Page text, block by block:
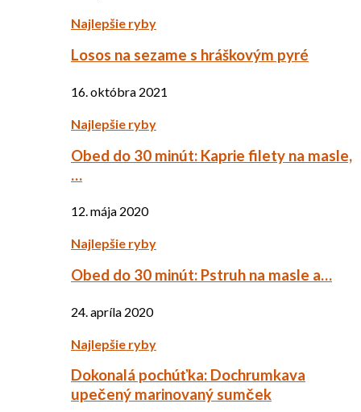
Najlepšie ryby
Losos na sezame s hráškovým pyré
16. októbra 2021
Najlepšie ryby
Obed do 30 minút: Kaprie filety na masle,
…
12. mája 2020
Najlepšie ryby
Obed do 30 minút: Pstruh na masle a…
24. apríla 2020
Najlepšie ryby
Dokonalá pochúťka: Dochrumkava
upečený marinovaný sumček